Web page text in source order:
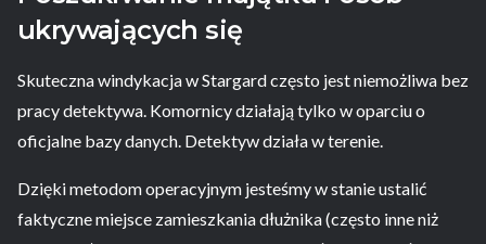
ukrywających się
Skuteczna windykacja w Stargard często jest niemożliwa bez
pracy detektywa. Komornicy działają tylko w oparciu o
oficjalne bazy danych. Detektyw działa w terenie.
Dzięki metodom operacyjnym jesteśmy w stanie ustalić
faktyczne miejsce zamieszkania dłużnika (często inne niż